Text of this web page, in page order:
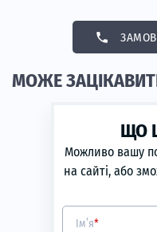
phone
МОЖЕ
ЩО
Можливо вашу
на сайті, або
Ім’я*